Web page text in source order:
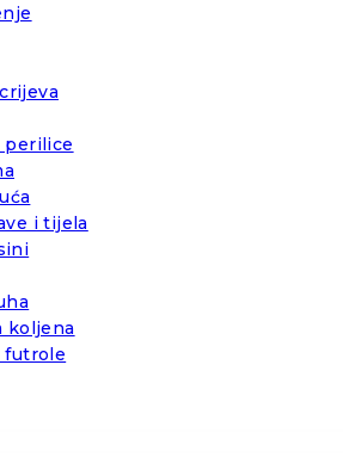
perilice
i tijela
koljena
futrole